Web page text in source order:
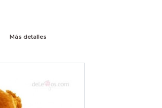
Más detalles